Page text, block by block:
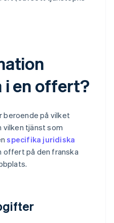
i en offert?
beroende på vilket
vilken tjänst som
specifika juridiska
offert på den franska